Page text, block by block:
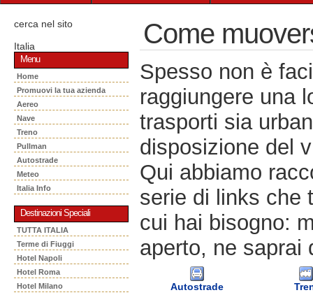
cerca nel sito
Italia
Menu
Home
Promuovi la tua azienda
Aereo
Nave
Treno
Pullman
Autostrade
Meteo
Italia Info
Destinazioni Speciali
TUTTA ITALIA
Terme di Fiuggi
Hotel Napoli
Hotel Roma
Hotel Milano
Come
Spesso non è
raggiungere una
trasporti sia
disposizione del
Qui abbiamo
serie di links che
cui hai bisogno:
aperto, ne saprai
Autostrade